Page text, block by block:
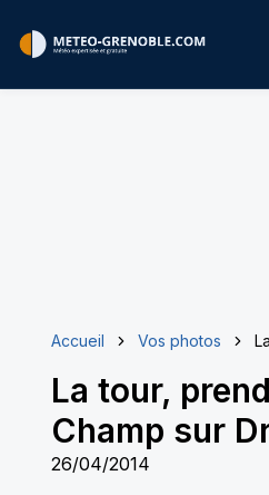
Accueil Vos photos
La tour,
Champ sur
26/04/2014